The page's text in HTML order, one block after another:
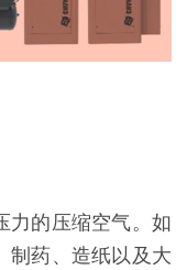
力的压缩空气。如
制药、造纸以及大